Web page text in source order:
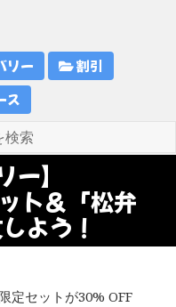
リー
割引
ス
ー】
ト＆「松弁
よう！
定セットが30% OFF